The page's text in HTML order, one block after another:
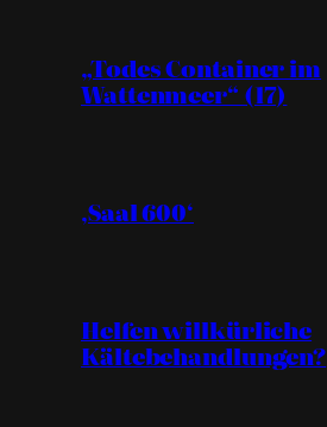
„Todes Container im
Wattenmeer“ (17)
‚Saal 600‘
Helfen willkürliche
Kältebehandlungen?